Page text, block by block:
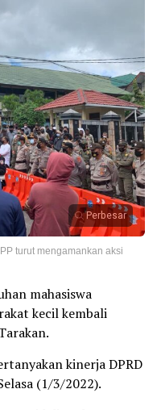
Perbesar
turut mengamankan aksi
mahasiswa
kecil kembali
kinerja DPRD
(1/3/2022).